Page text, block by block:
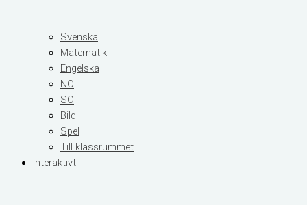
Svenska
Matematik
Engelska
NO
SO
Bild
Spel
Till klassrummet
Interaktivt